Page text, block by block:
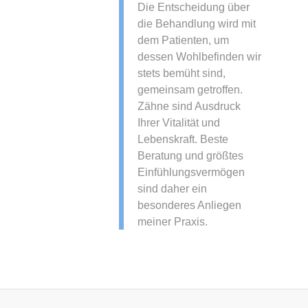
Die Entscheidung über
die Behandlung wird mit
dem Patienten, um
dessen Wohlbefinden wir
stets bemüht sind,
gemeinsam getroffen.
Zähne sind Ausdruck
Ihrer Vitalität und
Lebenskraft. Beste
Beratung und größtes
Einfühlungsvermögen
sind daher ein
besonderes Anliegen
meiner Praxis.